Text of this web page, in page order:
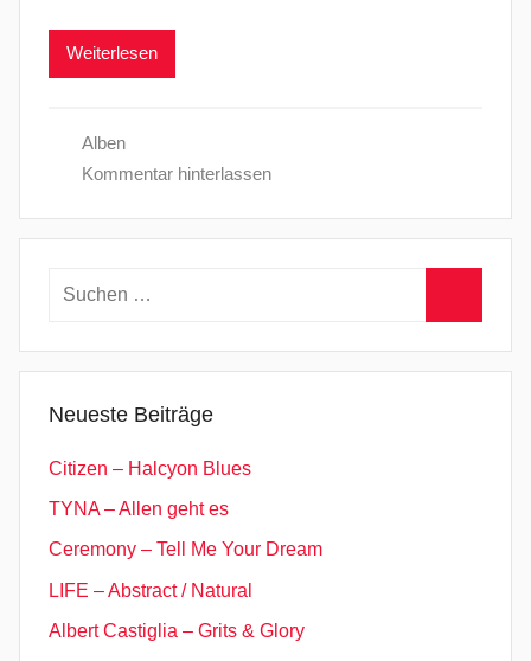
Weiterlesen
Alben
Kommentar hinterlassen
Suchen
Neueste Beiträge
Citizen – Halcyon Blues
TYNA – Allen geht es
Ceremony – Tell Me Your Dream
LIFE – Abstract / Natural
Albert Castiglia – Grits & Glory